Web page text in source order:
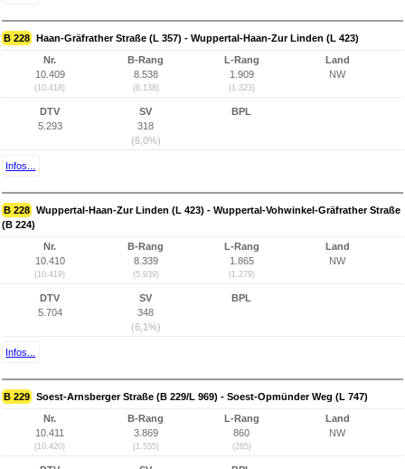
B 228 Haan-Gräfrather Straße (L 357) - Wuppertal-Haan-Zur Linden (L 423)
Nr.
10.409
(10.418)
B-Rang
8.538
(6.138)
L-Rang
1.909
(1.323)
Land
NW
DTV
5.293
SV
318
(6,0%)
BPL
Infos...
B 228 Wuppertal-Haan-Zur Linden (L 423) - Wuppertal-Vohwinkel-Gräfrather Straße
(B 224)
Nr.
10.410
(10.419)
B-Rang
8.339
(5.939)
L-Rang
1.865
(1.279)
Land
NW
DTV
5.704
SV
348
(6,1%)
BPL
Infos...
B 229 Soest-Arnsberger Straße (B 229/L 969) - Soest-Opmünder Weg (L 747)
Nr.
10.411
(10.420)
B-Rang
3.869
(1.555)
L-Rang
860
(285)
Land
NW